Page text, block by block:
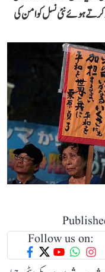
کرتے ہوئے نئی نسل کو امن کی
Follow us on: